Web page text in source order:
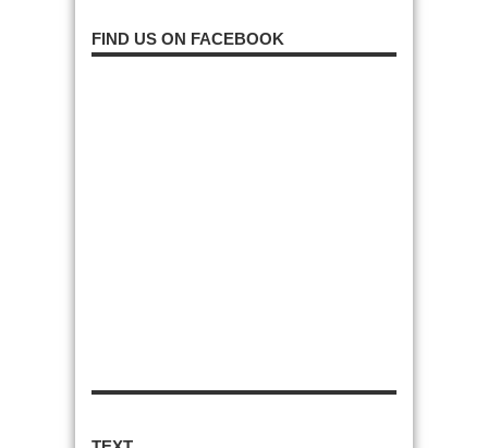
FIND US ON FACEBOOK